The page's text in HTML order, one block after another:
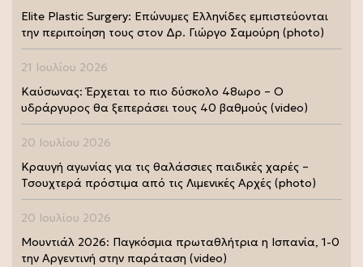
Elite Plastic Surgery: Επώνυμες Ελληνίδες εμπιστεύονται
την περιποίηση τους στον Δρ. Γιώργο Σαμούρη (photo)
21 Ιουλίου 2026
Καύσωνας: Έρχεται το πιο δύσκολο 48ωρο – Ο
υδράργυρος θα ξεπεράσει τους 40 βαθμούς (video)
20 Ιουλίου 2026
Κραυγή αγωνίας για τις θαλάσσιες παιδικές χαρές –
Τσουχτερά πρόστιμα από τις Λιμενικές Αρχές (photo)
20 Ιουλίου 2026
Μουντιάλ 2026: Παγκόσμια πρωταθλήτρια η Ισπανία, 1-0
την Αργεντινή στην παράταση (video)